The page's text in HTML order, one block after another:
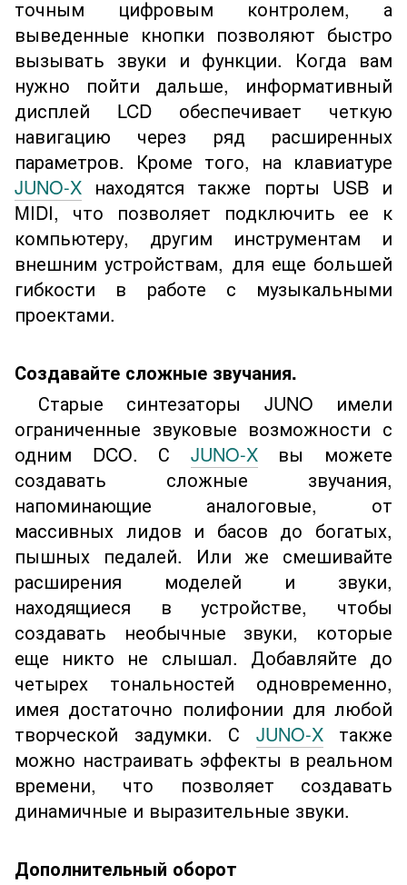
точным цифровым контролем, а
выведенные кнопки позволяют быстро
вызывать звуки и функции. Когда вам
нужно пойти дальше, информативный
дисплей LCD обеспечивает четкую
навигацию через ряд расширенных
параметров. Кроме того, на клавиатуре
JUNO-X находятся также порты USB и
MIDI, что позволяет подключить ее к
компьютеру, другим инструментам и
внешним устройствам, для еще большей
гибкости в работе с музыкальными
проектами.
Создавайте сложные звучания.
Старые синтезаторы JUNO имели
ограниченные звуковые возможности с
одним DCO. С JUNO-Xвы можете
создавать сложные звучания,
напоминающие аналоговые, от
массивных лидов и басов до богатых,
пышных педалей. Или же смешивайте
расширения моделей и звуки,
находящиеся в устройстве, чтобы
создавать необычные звуки, которые
еще никто не слышал. Добавляйте до
четырех тональностей одновременно,
имея достаточно полифонии для любой
творческой задумки. С JUNO-Xтакже
можно настраивать эффекты в реальном
времени, что позволяет создавать
динамичные и выразительные звуки.
Дополнительный оборот